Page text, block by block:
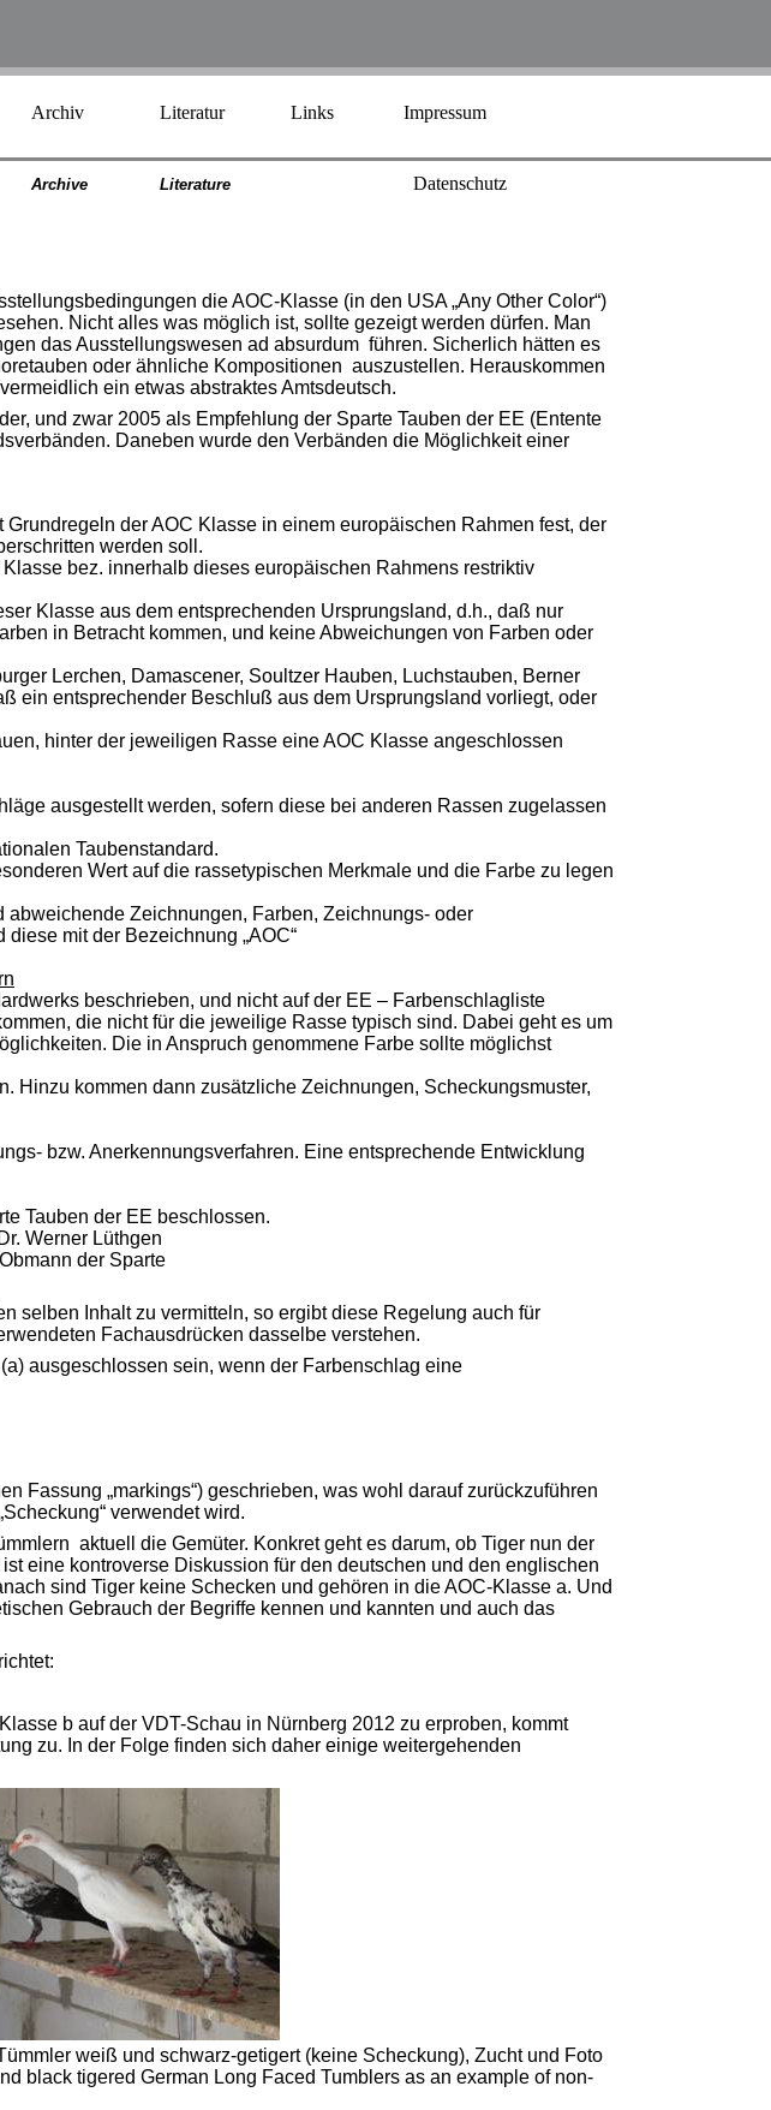
Archiv Literatur Links Impressum
Archive Literature Datenschutz
die AOC-Klasse (in den USA „Any Other Color“)
Nicht alles was möglich ist, sollte gezeigt werden dürfen. Man
das Ausstellungswesen ad absurdum führen. Sicherlich hätten es
oder ähnliche Kompositionen auszustellen. Herauskommen
ein etwas abstraktes Amtsdeutsch.
und zwar 2005 als Empfehlung der Sparte Tauben der EE (Entente
Daneben wurde den Verbänden die Möglichkeit einer
der AOC Klasse in einem europäischen Rahmen fest, der
werden soll.
bez. innerhalb dieses europäischen Rahmens restriktiv
Klasse aus dem entsprechenden Ursprungsland, d.h., daß nur
in Betracht kommen, und keine Abweichungen von Farben oder
Lerchen, Damascener, Soultzer Hauben, Luchstauben, Berner
ein entsprechender Beschluß aus dem Ursprungsland vorliegt, oder
hinter der jeweiligen Rasse eine AOC Klasse angeschlossen
ausgestellt werden, sofern diese bei anderen Rassen zugelassen
Taubenstandard.
Wert auf die rassetypischen Merkmale und die Farbe zu legen
Zeichnungen, Farben, Zeichnungs- oder
mit der Bezeichnung „AOC“
beschrieben, und nicht auf der EE – Farbenschlagliste
die nicht für die jeweilige Rasse typisch sind. Dabei geht es um
Die in Anspruch genommene Farbe sollte möglichst
Hinzu kommen dann zusätzliche Zeichnungen, Scheckungsmuster,
bzw. Anerkennungsverfahren. Eine entsprechende Entwicklung
Tauben der EE beschlossen.
Sparte
selben Inhalt zu vermitteln, so ergibt diese Regelung auch für
Fachausdrücken dasselbe verstehen.
ausgeschlossen sein, wenn der Farbenschlag eine
Fassung „markings“) geschrieben, was wohl darauf zurückzuführen
verwendet wird.
aktuell die Gemüter. Konkret geht es darum, ob Tiger nun der
eine kontroverse Diskussion für den deutschen und den englischen
sind Tiger keine Schecken und gehören in die AOC-Klasse a. Und
Gebrauch der Begriffe kennen und kannten und auch das
b auf der VDT-Schau in Nürnberg 2012 zu erproben, kommt
zu. In der Folge finden sich daher einige weitergehenden
weiß und schwarz-getigert (keine Scheckung), Zucht und Foto
black tigered German Long Faced Tumblers as an example of non-